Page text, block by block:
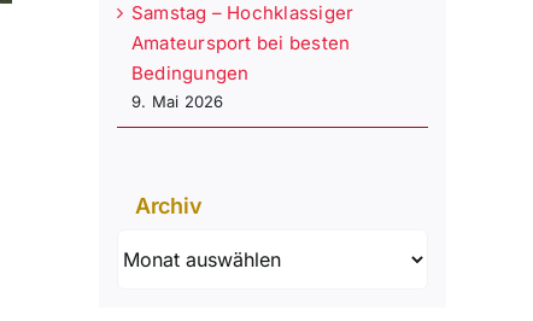
Samstag – Hochklassiger
Amateursport bei besten
Bedingungen
9. Mai 2026
Archiv